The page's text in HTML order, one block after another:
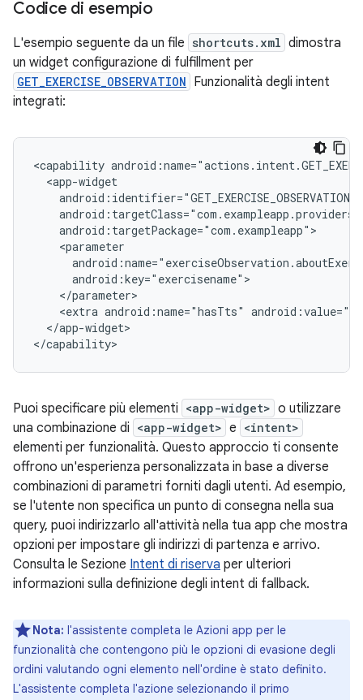
Codice di esempio
L'esempio seguente da un file shortcuts.xml dimostra
un widget configurazione di fulfillment per
GET_EXERCISE_OBSERVATION Funzionalità degli intent
integrati:
<capability
<extra android:name="hasTts"
</app-widget>
Puoi specificare più elementi <app-widget> o utilizzare
una combinazione di <app-widget> e <intent>
elementi per funzionalità. Questo approccio ti consente
offrono un'esperienza personalizzata in base a diverse
combinazioni di parametri forniti dagli utenti. Ad esempio,
se l'utente non specifica un punto di consegna nella sua
query, puoi indirizzarlo all'attività nella tua app che mostra
opzioni per impostare gli indirizzi di partenza e arrivo.
Consulta le Sezione Intent di riserva per ulteriori
informazioni sulla definizione degli intent di fallback.
Nota: l'assistente completa le Azioni app per le
funzionalità che contengono più le opzioni di evasione degli
ordini valutando ogni elemento nell'ordine è stato definito.
L'assistente completa l'azione selezionando il primo